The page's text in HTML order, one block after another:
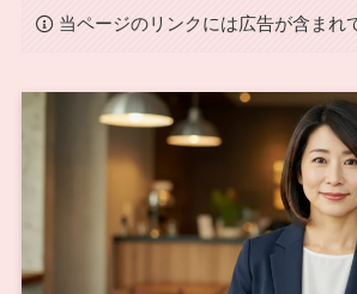
当ページのリンクには広告が含まれ